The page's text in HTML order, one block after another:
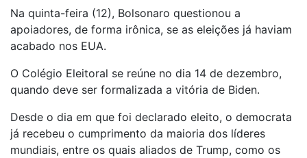
Na quinta-feira (12), Bolsonaro questionou a
apoiadores, de forma irônica, se as eleições já haviam
acabado nos EUA.
O Colégio Eleitoral se reúne no dia 14 de dezembro,
quando deve ser formalizada a vitória de Biden.
Desde o dia em que foi declarado eleito, o democrata
já recebeu o cumprimento da maioria dos líderes
mundiais, entre os quais aliados de Trump, como os